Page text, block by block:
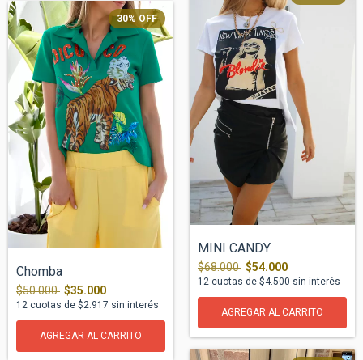
30%OFF
Chomba
$50.000 $35.000
12 cuotas de $2.917 sin interés
AGREGAR AL CARRITO
MINI CANDY
$68.000 $54.000
12 cuotas de $4.500 sin interés
AGREGAR AL CARRITO